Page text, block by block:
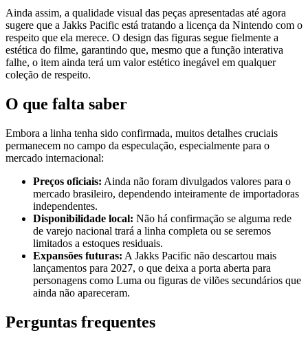
Ainda assim, a qualidade visual das peças apresentadas até agora
sugere que a Jakks Pacific está tratando a licença da Nintendo com o
respeito que ela merece. O design das figuras segue fielmente a
estética do filme, garantindo que, mesmo que a função interativa
falhe, o item ainda terá um valor estético inegável em qualquer
coleção de respeito.
O que falta saber
Embora a linha tenha sido confirmada, muitos detalhes cruciais
permanecem no campo da especulação, especialmente para o
mercado internacional:
Preços oficiais: Ainda não foram divulgados valores para o
mercado brasileiro, dependendo inteiramente de importadoras
independentes.
Disponibilidade local: Não há confirmação se alguma rede
de varejo nacional trará a linha completa ou se seremos
limitados a estoques residuais.
Expansões futuras: A Jakks Pacific não descartou mais
lançamentos para 2027, o que deixa a porta aberta para
personagens como Luma ou figuras de vilões secundários que
ainda não apareceram.
Perguntas frequentes